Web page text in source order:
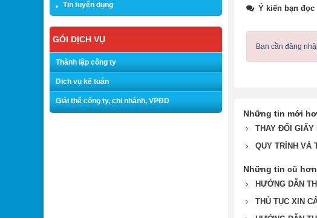
Ý kiến bạn đọc
Bạn cần đăng
Những tin mới
THAY ĐỔI GIẤY
QUY TRÌNH VÀ
Những tin cũ hơn
HƯỚNG DẪN
THỦ TỤC XIN
Tin tuyển dụng
GÓI DỊCH VỤ
Thành lập công ty
Dịch vụ kế toán
Giải thể công ty, chi nhánh, VPĐD